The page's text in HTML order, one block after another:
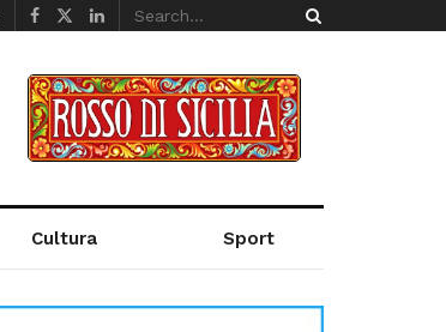
Cultura Sport